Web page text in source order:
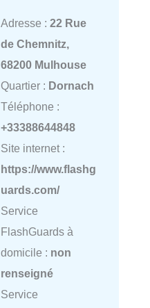
Adresse : 22 Rue
de Chemnitz,
68200 Mulhouse
Quartier : Dornach
Téléphone :
+33388644848
Site internet :
https://www.flashg
uards.com/
Service
FlashGuards à
domicile : non
renseigné
Service